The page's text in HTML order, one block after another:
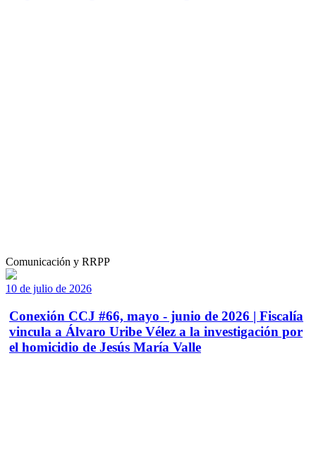
Comunicación y RRPP
10 de julio de 2026
Conexión CCJ #66, mayo - junio de 2026 | Fiscalía
vincula a Álvaro Uribe Vélez a la investigación por
el homicidio de Jesús María Valle